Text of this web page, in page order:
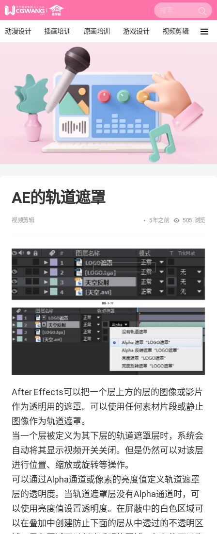
搜
索:
动漫设计 插画培训 原画培训 游戏设计 视频剪辑
3D建模
漫画设计 绘画教程 板绘培训
AE的轨道遮罩
视频剪辑 5年之前 505 浏览
After Effects可以把一个层上方的层的图像或影片
作为透明用的遮罩。可以使用任何素材片段或静止
图像作为轨道遮罩。
当一个层被定义为其下层的轨道遮罩层时，系统会
自动将其显示视频开关关闭。但是仍然可以对该层
进行位置、缩放或旋转等操作。
可以通过Alpha通道或像素的亮度值定义轨道遮罩
层的透明度。当轨道遮罩层没有Alpha通道时，可
以使用亮度值设置透明度。在屏蔽中的白色区域可
以在叠加中创建防止下面的层从中透过的不透明区